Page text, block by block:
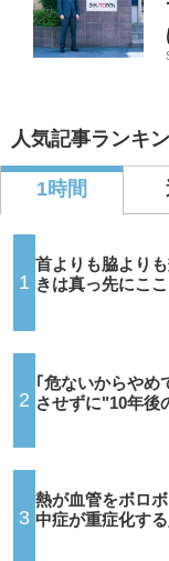
人気記事ランキ
1時間
1
首よりも脇より
きは真っ先にこ
2
｢危ないからや
させずに"10年後
3
熱が血管をボロ
中症が重症化す